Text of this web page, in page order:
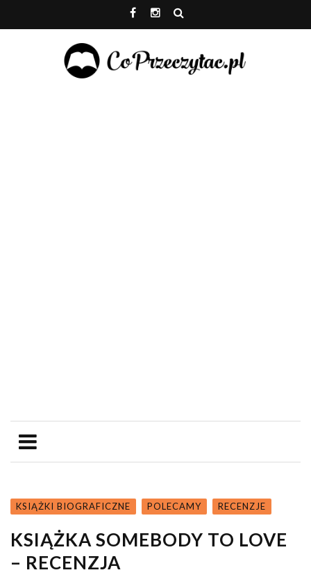
KSIĄŻKI BIOGRAFICZNE POLECAMY RECENZJE
KSIĄŻKA SOMEBODY TO LOVE
– RECENZJA